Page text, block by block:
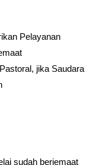
Pelayanan
jika Saudara
sudah berjemaat